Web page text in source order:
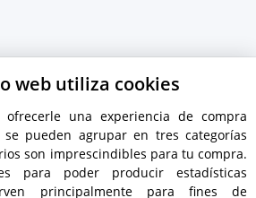
web utiliza cookies
ofrecerle una experiencia de compra
se pueden agrupar en tres categorías
son imprescindibles para tu compra.
para poder producir estadísticas
principalmente para fines de